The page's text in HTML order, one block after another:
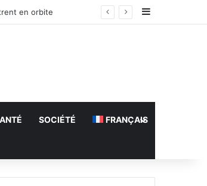
en orbite Sidebar
SOCIÉTÉ FRANÇAIS